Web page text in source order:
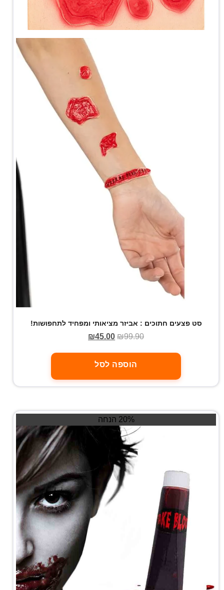
סט פצעים חתוכים : אביזר מציאותי ומפחיד לתחפושות!
₪99.90
₪45.00
הוספה לסל
20% הנחה